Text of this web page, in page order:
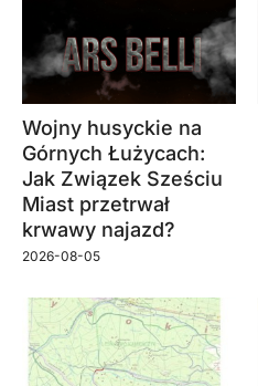
Wojny husyckie na
Górnych Łużycach:
Jak Związek Sześciu
Miast przetrwał
krwawy najazd?
2026-08-05